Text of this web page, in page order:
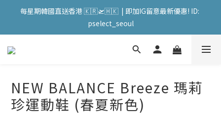
會員購物滿HKD599寄送 順豐站 / 順便智能櫃 免運費! (果汁/韓國
被/直播商品除外) | FACEBOOK: PATC遊走泡菜國
每星期韓國直送香港 🇰🇷🛫🇭🇰  | 即加IG留意最新優惠! ID:
pselect_seoul
被/直播商品除外) | FACEBOOK: PATC遊走泡菜國
NEW BALANCE Breeze 瑪莉
珍運動鞋 (春夏新色)